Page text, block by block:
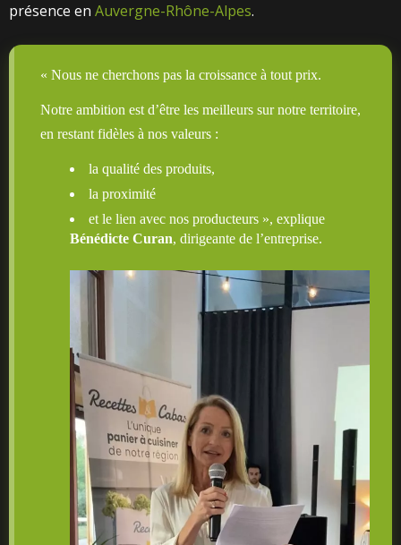
présence en Auvergne-Rhône-Alpes.
« Nous ne cherchons pas la croissance à tout prix.
Notre ambition est d’être les meilleurs sur notre territoire,
en restant fidèles à nos valeurs :
la qualité des produits,
la proximité
et le lien avec nos producteurs », explique
Bénédicte Curan, dirigeante de l’entreprise.